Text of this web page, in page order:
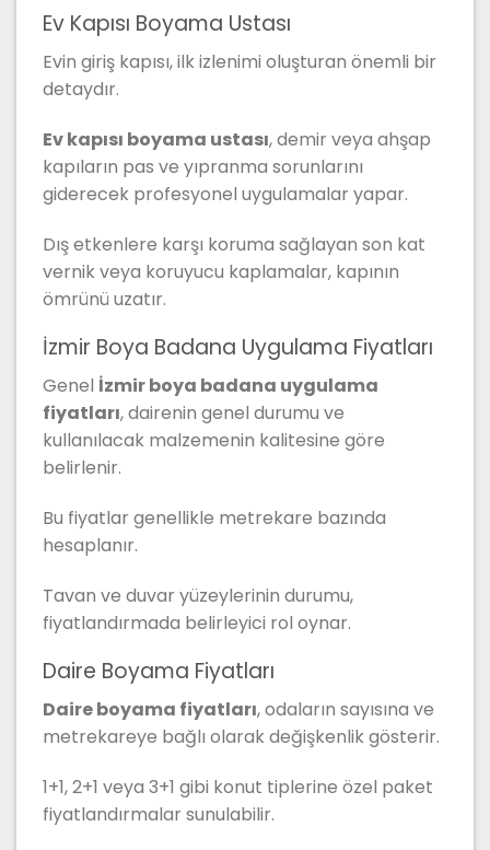
Ev Kapısı Boyama Ustası
Evin giriş kapısı, ilk izlenimi oluşturan önemli bir
detaydır.
Ev kapısı boyama ustası, demir veya ahşap
kapıların pas ve yıpranma sorunlarını
giderecek profesyonel uygulamalar yapar.
Dış etkenlere karşı koruma sağlayan son kat
vernik veya koruyucu kaplamalar, kapının
ömrünü uzatır.
İzmir Boya Badana Uygulama Fiyatları
Genel İzmir boya badana uygulama
fiyatları, dairenin genel durumu ve
kullanılacak malzemenin kalitesine göre
belirlenir.
Bu fiyatlar genellikle metrekare bazında
hesaplanır.
Tavan ve duvar yüzeylerinin durumu,
fiyatlandırmada belirleyici rol oynar.
Daire Boyama Fiyatları
Daire boyama fiyatları, odaların sayısına ve
metrekareye bağlı olarak değişkenlik gösterir.
1+1, 2+1 veya 3+1 gibi konut tiplerine özel paket
fiyatlandırmalar sunulabilir.